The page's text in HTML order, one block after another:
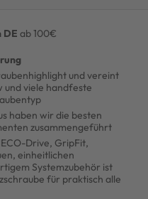
DE ab 100€
und vereint
und viele handfeste
haben wir die besten
zusammengeführt
Drive, GripFit,
einheitlichen
Systemzubehör ist
für praktisch alle